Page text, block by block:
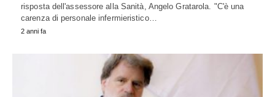
risposta dell'assessore alla Sanità, Angelo Gratarola. "C'è una
carenza di personale infermieristico…
2 anni fa